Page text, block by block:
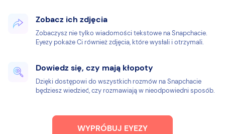
Zobacz ich zdjęcia
Zobaczysz nie tylko wiadomości tekstowe na Snapchacie.
Eyezy pokaże Ci również zdjęcia, które wysłali i otrzymali.
Dowiedz się, czy mają kłopoty
Dzięki dostępowi do wszystkich rozmów na Snapchacie
będziesz wiedzieć, czy rozmawiają w nieodpowiedni sposób.
WYPRÓBUJ EYEZY